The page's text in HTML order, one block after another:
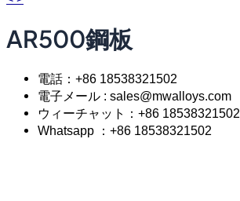
AR500鋼板
電話：+86 18538321502
電子メール : sales@mwalloys.com
ウィーチャット：+86 18538321502
Whatsapp ：+86 18538321502